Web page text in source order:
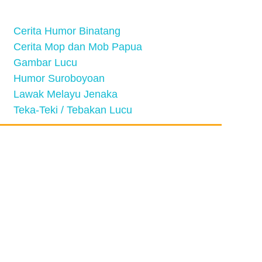
Cerita Humor Binatang
Cerita Mop dan Mob Papua
Gambar Lucu
Humor Suroboyoan
Lawak Melayu Jenaka
Teka-Teki / Tebakan Lucu